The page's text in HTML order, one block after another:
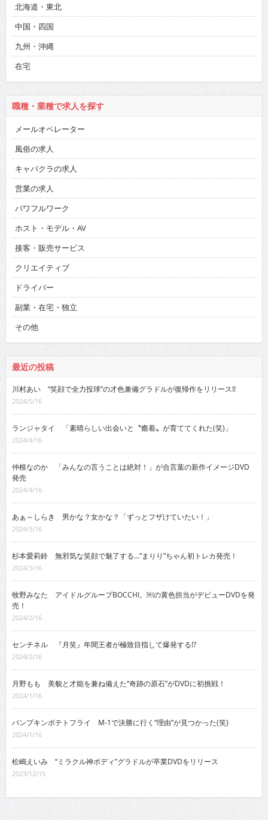
北海道・東北
中国・四国
九州・沖縄
在宅
職種・業種で求人を探す
メールオペレーター
風俗の求人
キャバクラの求人
営業の求人
パワフルワーク
ホスト・モデル・AV
接客・販売サービス
クリエイティブ
ドライバー
副業・在宅・独立
その他
最近の投稿
川村あい “笑顔で全力投球”の才色兼備グラドルが復帰作をリリース!!
2024/5/16
ランジャタイ 「素晴らしい出会いと〝癒着〟が育ててくれた(笑)」
2024/4/16
仲根なのか 「みんなの言うことは絶対！」が合言葉の新作イメージDVD
発売
2024/4/16
あぁ～しらき 男かな？女かな？「ずっとフザけていたい！」
2024/3/16
杉本愛莉鈴 無邪気な笑顔で魅了する…“まりり”ちゃん初トレカ発売！
2024/3/16
牧野みなた アイドルグループBOCCHI。￼の黄色担当がデビューDVDを発
売！
2024/2/16
センチネル 『月笑』年間王者が極致目指して爆発する!?
2024/2/16
月野もも 美貌と才能を兼ね備えた“奇跡の原石”がDVDに初挑戦！
2024/1/16
パンプキンポテトフライ M-1で決勝に行く“理由”が見つかった(笑)
2024/1/16
松嶋えいみ “ミラクル神ボディ”グラドルが卒業DVDをリリース
2023/12/15